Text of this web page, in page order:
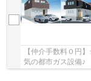
【仲介手数料０
気の都市ガス設備♪